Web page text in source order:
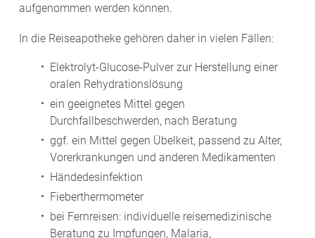
aufgenommen werden können.
In die Reiseapotheke gehören daher in vielen Fällen:
Elektrolyt-Glucose-Pulver zur Herstellung einer
oralen Rehydrationslösung
ein geeignetes Mittel gegen
Durchfallbeschwerden, nach Beratung
ggf. ein Mittel gegen Übelkeit, passend zu Alter,
Vorerkrankungen und anderen Medikamenten
Händedesinfektion
Fieberthermometer
bei Fernreisen: individuelle reisemedizinische
Beratung zu Impfungen, Malaria,